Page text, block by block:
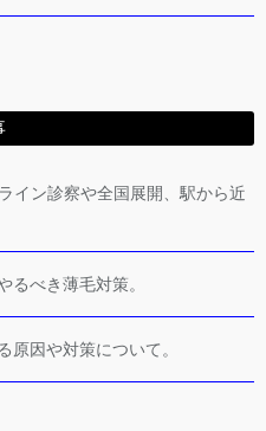
イン診察や全国展開、駅から近
るべき薄毛対策。
原因や対策について。